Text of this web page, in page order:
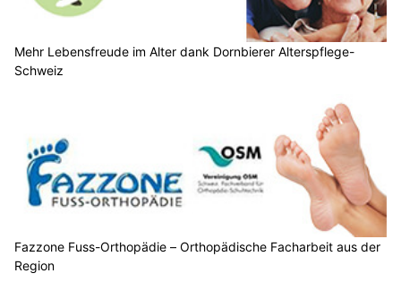
Mehr Lebensfreude im Alter dank Dornbierer Alterspflege-
Schweiz
Fazzone Fuss-Orthopädie – Orthopädische Facharbeit aus der
Region